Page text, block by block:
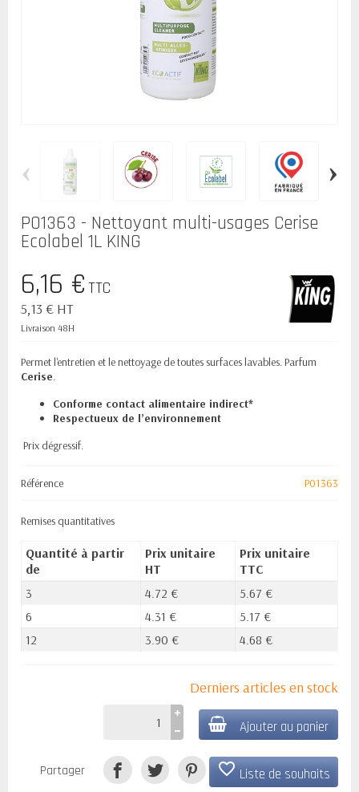
‹ ›
P01363 - Nettoyant multi-usages Cerise
Ecolabel 1L KING
6,16 €TTC
5,13 € HT
Livraison 48H
Permet l'entretien et le nettoyage de toutes surfaces lavables. Parfum
Cerise.
Conforme contact alimentaire indirect*
Respectueux de l’environnement
Prix dégressif.
Référence P01363
Remises quantitatives
Quantité à partir
de
Prix unitaire
HT
Prix unitaire
TTC
3
4.72 €
5.67 €
6
4.31 €
5.17 €
12
3.90 € 4.68 €
Derniers articles en stock
Ajouter au panier
favorite_border Liste de souhaits
Partager